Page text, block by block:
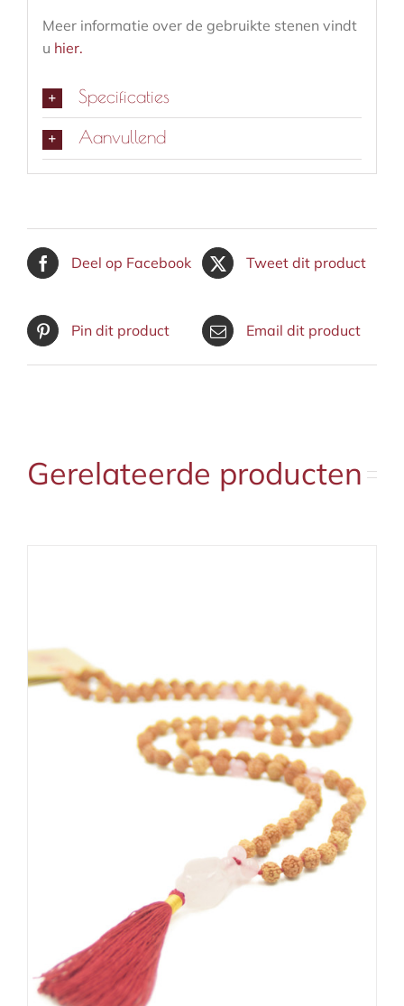
Meer informatie over de gebruikte stenen vindt
u hier.
Specificaties
Aanvullend
Deel op Facebook Tweet dit product
Pin dit product Email dit product
Gerelateerde producten